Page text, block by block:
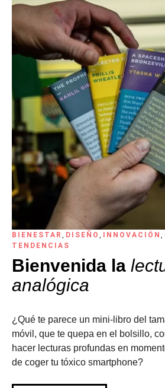
BIENESTAR , DISEÑO , INNOVACIÓN ,
TENDENCIAS
Bienvenida la
analógica
¿Qué te parece un mini-libro del
móvil, que te quepa en el bolsillo,
hacer lecturas profundas en
de coger tu tóxico smartphone?